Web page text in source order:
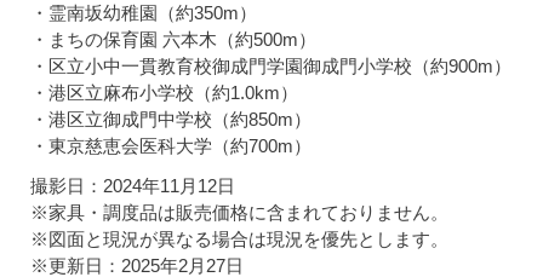
・霊南坂幼稚園（約350m）
・まちの保育園 六本木（約500m）
・区立小中一貫教育校御成門学園御成門小学校（約900m）
・港区立麻布小学校（約1.0km）
・港区立御成門中学校（約850m）
・東京慈恵会医科大学（約700m）
撮影日：2024年11月12日
※家具・調度品は販売価格に含まれておりません。
※図面と現況が異なる場合は現況を優先とします。
※更新日：2025年2月27日